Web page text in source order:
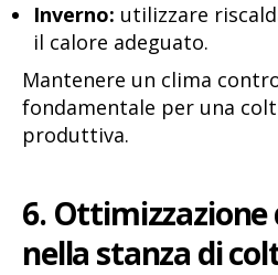
Inverno: utilizzare
il calore adeguato.
Mantenere un clima
fondamentale per una
produttiva.
6. Ottimizzazione
nella stanza di